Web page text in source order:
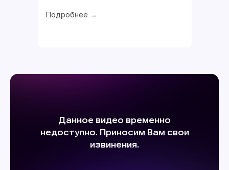
Подробнее →